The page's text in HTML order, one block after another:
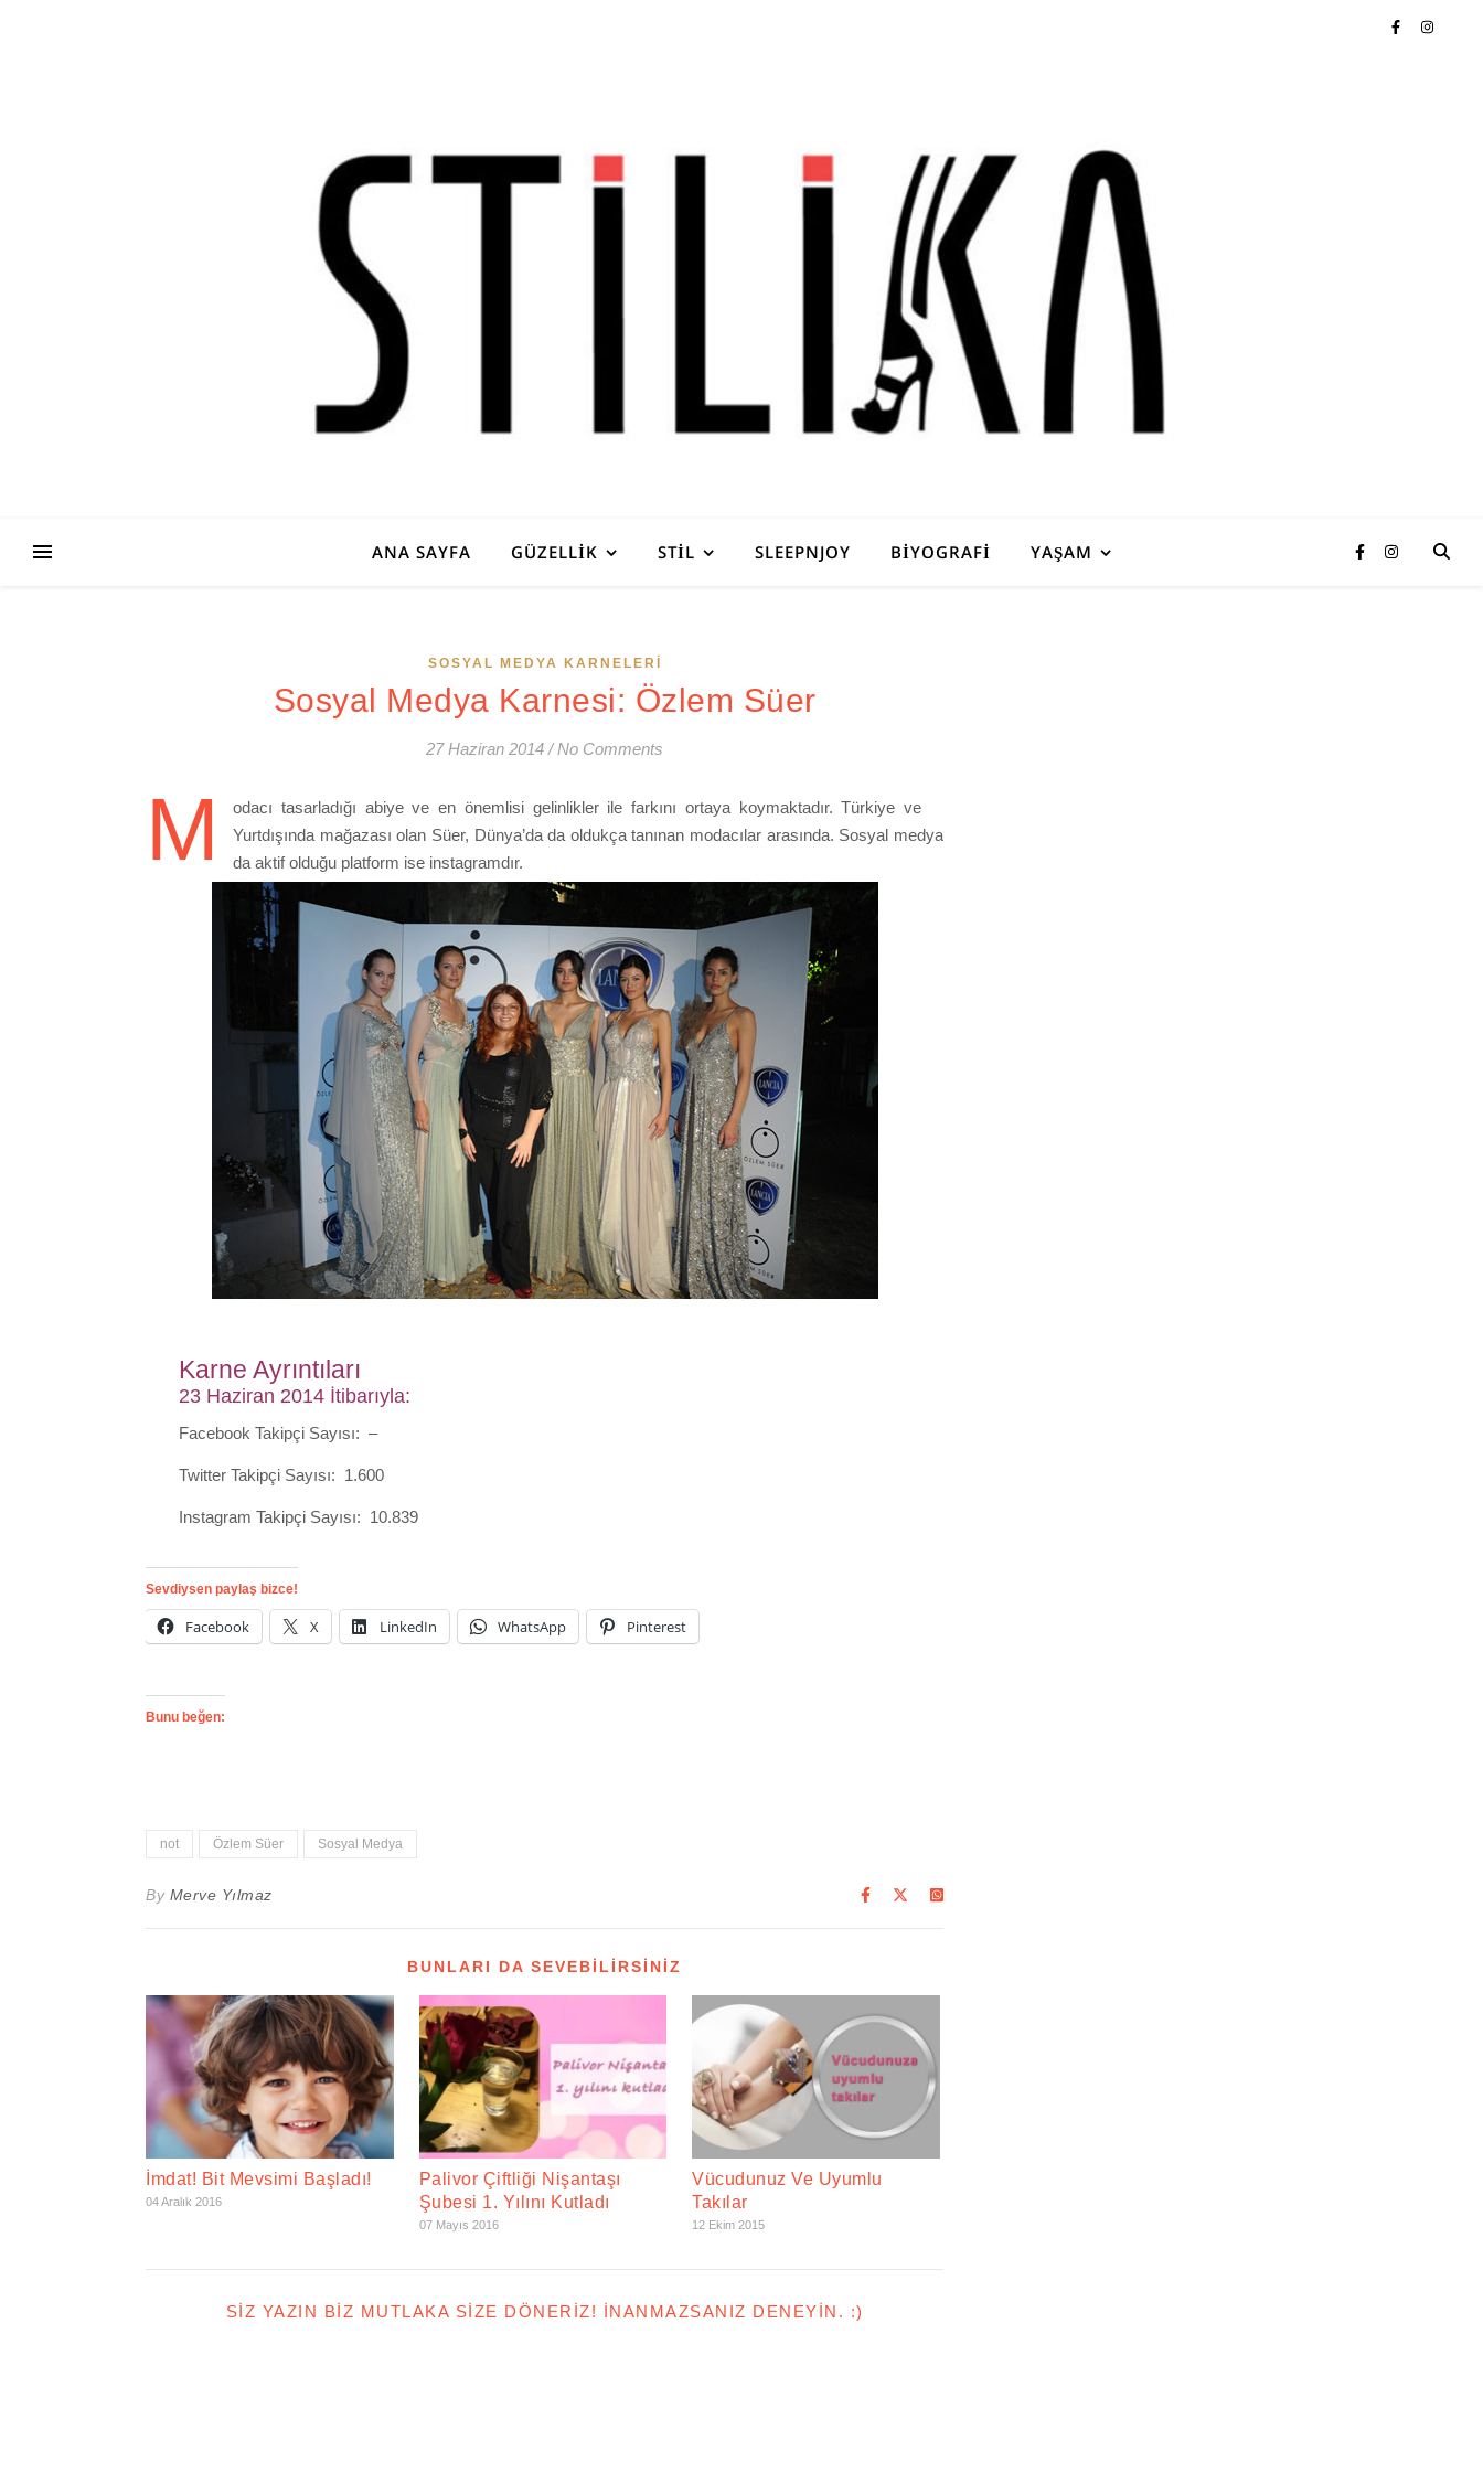
ANA SAYFA GÜZELLIK STIL SLEEPNJOY BIYOGRAFI YAŞAM
SOSYAL MEDYA KARNELERI
Sosyal Medya Karnesi: Özlem Süer
27 Haziran 2014 / No Comments
M
odacı tasarladığı abiye ve en önemlisi gelinlikler ile farkını ortaya koymaktadır. Türkiye ve
Yurtdışında mağazası olan Süer, Dünya’da da oldukça tanınan modacılar arasında. Sosyal medya
da aktif olduğu platform ise instagramdır.
Karne Ayrıntıları
23 Haziran 2014 İtibarıyla:
Facebook Takipçi Sayısı: –
Twitter Takipçi Sayısı: 1.600
Instagram Takipçi Sayısı: 10.839
Sevdiysen paylaş bizce!
Facebook X LinkedIn WhatsApp Pinterest
Bunu beğen:
not Özlem Süer Sosyal Medya
By Merve Yılmaz
BUNLARI DA SEVEBILIRSINIZ
İmdat! Bit Mevsimi Başladı!
04 Aralık 2016
Palivor Çiftliği Nişantaşı
Şubesi 1. Yılını Kutladı
07 Mayıs 2016
Vücudunuz Ve Uyumlu
Takılar
12 Ekim 2015
SIZ YAZIN BIZ MUTLAKA SIZE DÖNERIZ! İNANMAZSANIZ DENEYIN. :)